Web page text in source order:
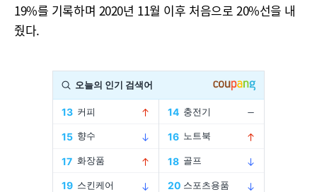
19%를 기록하며 2020년 11월 이후 처음으로 20%선을 내
줬다.